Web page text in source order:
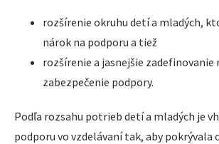
rozšírenie okruhu detí a mladých,
nárok na podporu a tiež
rozšírenie a jasnejšie zadefinovanie
zabezpečenie podpory.
Podľa rozsahu potrieb detí a mladých je
podporu vo vzdelávaní tak, aby pokrývala